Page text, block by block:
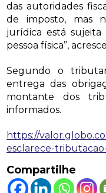
das autoridades
de imposto, mas
jurídica está
pessoa física”,
Segundo o
entrega das
montante dos
informados.
https://
esclarece-
Compartilhe